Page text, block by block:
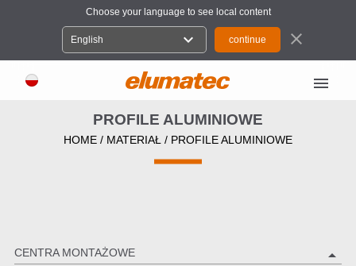
Choose your language to see local content
English expand_more close
menu
PROFILE ALUMINIOWE
HOME / MATERIAŁ / PROFILE ALUMINIOWE
CENTRA MONTAŻOWE arrow_drop_up